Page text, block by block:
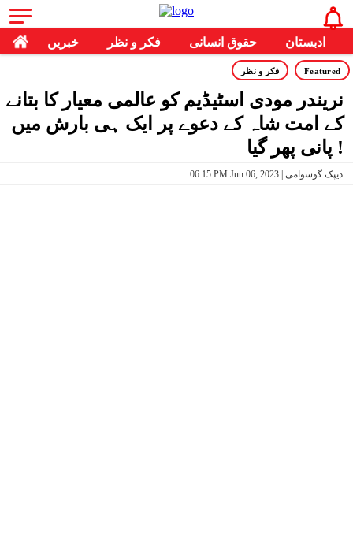
خبریں فکر و نظر حقوق انسانی ادبستان
Featured فکر و نظر
نریندر مودی اسٹیڈیم کو عالمی معیار کا بتانے
کے امت شاہ کے دعوے پر ایک ہی بارش میں
پانی پھر گیا !
06:15 PM Jun 06, 2023 | دیپک گوسوامی